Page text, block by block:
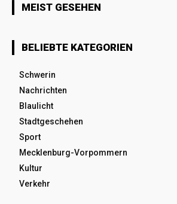
MEIST GESEHEN
BELIEBTE KATEGORIEN
Schwerin
Nachrichten
Blaulicht
Stadtgeschehen
Sport
Mecklenburg-Vorpommern
Kultur
Verkehr